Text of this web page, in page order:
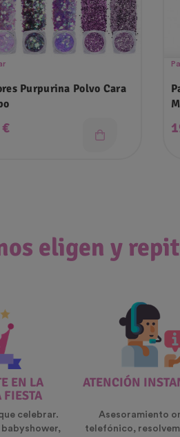
Purpurina Polvo Cara
eligen y
EN LA
FIESTA
celebrar.
babyshower,
ATENCIÓN
Asesoramiento
telefónico,